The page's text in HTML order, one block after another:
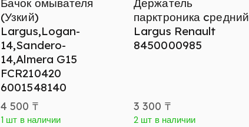
Бачок омывателя
(Узкий)
Largus,Logan-
14,Sandero-
14,Almera G15
FCR210420
6001548140
4 500 ₸
1 шт в наличии
Держатель
парктроника cредний
Largus Renault
8450000985
3 300 ₸
2 шт в наличии